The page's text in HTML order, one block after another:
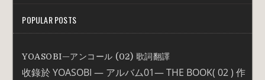
POPULAR POSTS
YOASOBI—アンコール (02) 歌詞翻譯
收錄於 YOASOBI — アルバム01— THE BOOK( 02 ) 作